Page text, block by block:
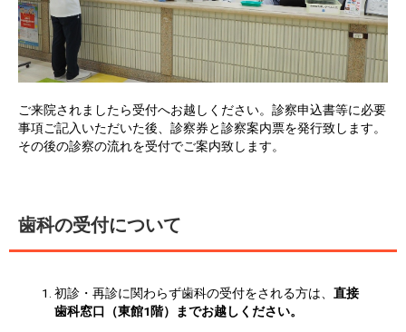
ご来院されましたら受付へお越しください。診察申込書等に必要
事項ご記入いただいた後、診察券と診察案内票を発行致します。
その後の診察の流れを受付でご案内致します。
歯科の受付について
初診・再診に関わらず歯科の受付をされる方は、 直接
歯科窓口（東館1階）までお越しください。